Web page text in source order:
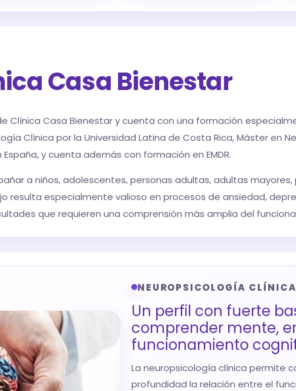
Casa Bienestar
Clínica Casa Bienestar y cuenta con una formación
Clínica por la Universidad Latina de Costa Rica, Máster en
y cuenta además con formación en EMDR.
a niños, adolescentes, personas adultas, adultas
resulta especialmente valioso en procesos de ansiedad,
que requieren una comprensión más amplia del
NEUROPSICOLOGÍA CLÍNICA
Un perfil con fuerte
comprender mente,
funcionamiento
La neuropsicología clínica permite
profundidad la relación entre el